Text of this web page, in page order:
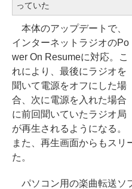
っていた
本体のアップデートで、
インターネットラジオのPo
wer On Resumeに対応。こ
れにより、最後にラジオを
聞いて電源をオフにした場
合、次に電源を入れた場合
に前回聞いていたラジオ局
が再生されるようになる。
また、再生画面からもスリ
た。
パソコン用の楽曲転送ソ